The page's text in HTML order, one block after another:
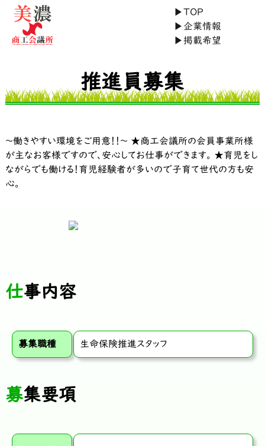
▶TOP
▶ 企業情報
▶掲載希望
推進員募集
～働きやすい環境をご用意！！～ ★商工会議所の会員事業所様
が主なお客様ですので、安心してお仕事ができます。 ★育児をし
ながらでも働ける！育児経験者が多いので子育て世代の方も安
心。
仕事内容
募集職種 生命保険推進スタッフ
募集要項